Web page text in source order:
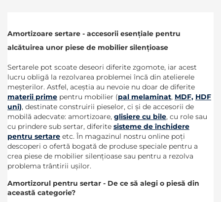
Amortizoare sertare - accesorii esențiale pentru
alcătuirea unor piese de mobilier silențioase
Sertarele pot scoate deseori diferite zgomote, iar acest
lucru obligă la rezolvarea problemei încă din atelierele
meșterilor. Astfel, aceștia au nevoie nu doar de diferite
materii prime pentru mobilier (pal melaminat, MDF, HDF
uni), destinate construirii pieselor, ci și de accesorii de
mobilă adecvate: amortizoare, glisiere cu bile, cu role sau
cu prindere sub sertar, diferite sisteme de închidere
pentru sertare etc. În magazinul nostru online poți
descoperi o ofertă bogată de produse speciale pentru a
crea piese de mobilier silențioase sau pentru a rezolva
problema trântirii ușilor.
Amortizorul pentru sertar - De ce să alegi o piesă din
această categorie?